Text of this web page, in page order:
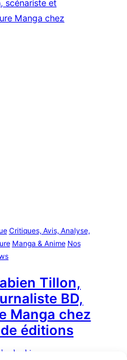
Critiques, Avis, Analyse,
Manga & Anime Nos
Tillon,
BD,
Manga chez
éditions